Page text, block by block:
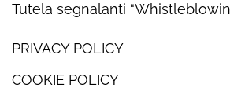
Tutela segnalanti
PRIVACY POLICY
COOKIE POLICY